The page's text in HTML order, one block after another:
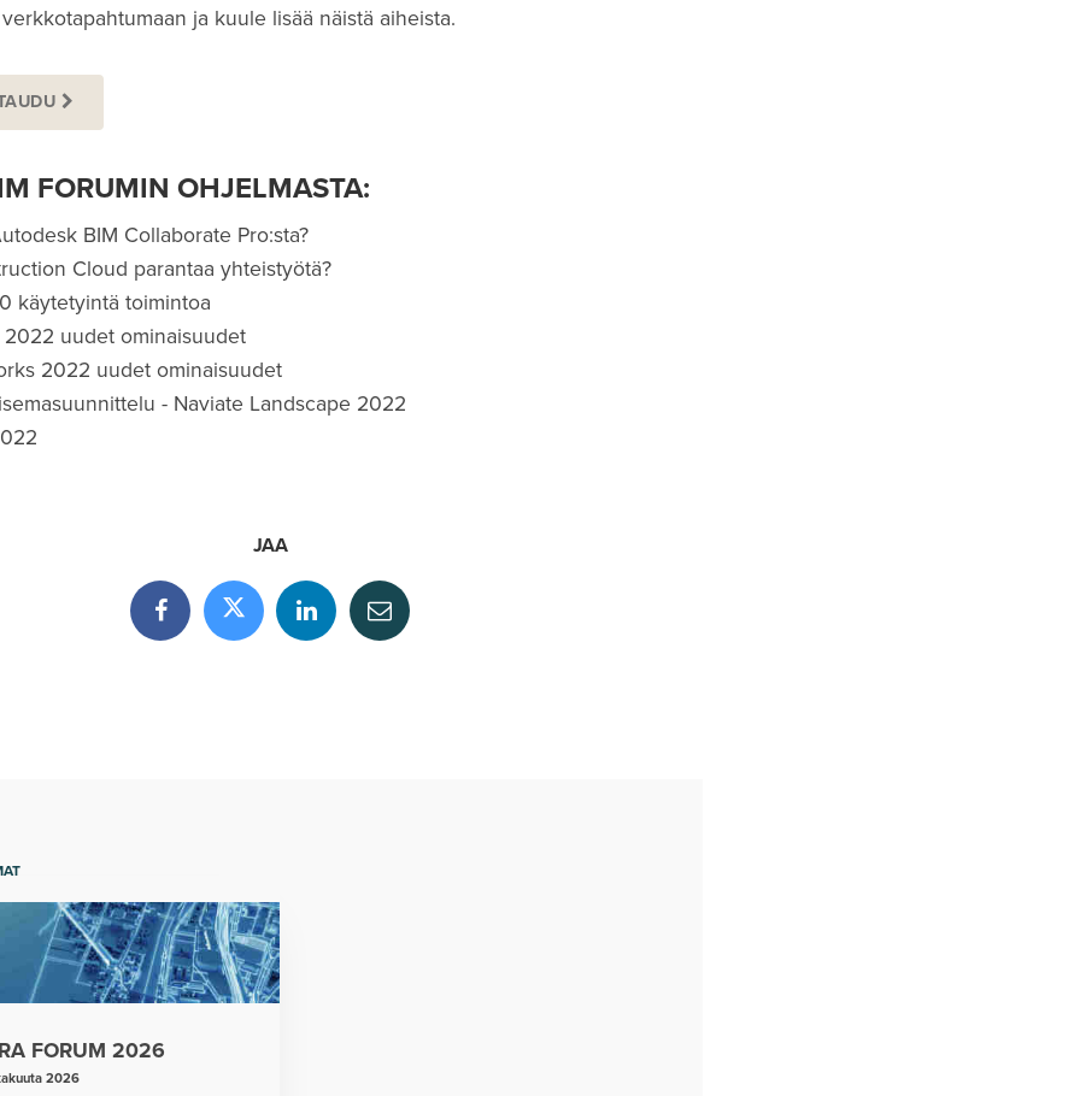
ja kuule lisää näistä aiheista.
FORUMIN OHJELMASTA:
BIM Collaborate Pro:sta?
Cloud parantaa yhteistyötä?
käytetyintä toimintoa
uudet ominaisuudet
2022 uudet ominaisuudet
- Naviate Landscape 2022
JAA
FORUM 2026
2026